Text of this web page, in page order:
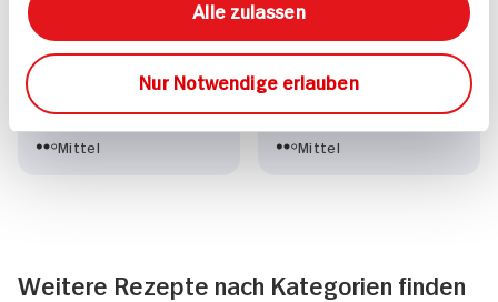
Alle zulassen
Nur Notwendige erlauben
Gegrillte Forelle
1.209 kcal p. Portion
Mittel
Kabeljau
30 min
547 kcal p. Portion
Mittel
Weitere Rezepte nach Kategorien finden